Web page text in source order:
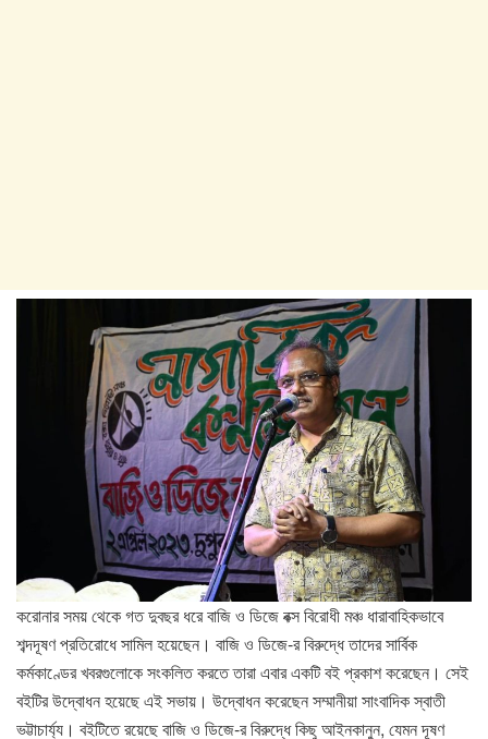
করোনার সময় থেকে গত দুবছর ধরে বাজি ও ডিজে বক্স বিরোধী মঞ্চ ধারাবাহিকভাবে
শব্দদূষণ প্রতিরোধে সামিল হয়েছেন। বাজি ও ডিজে-র বিরুদ্ধে তাদের সার্বিক
কর্মকাণ্ডের খবরগুলোকে সংকলিত করতে তারা এবার একটি বই প্রকাশ করেছেন। সেই
বইটির উদ্বোধন হয়েছে এই সভায়। উদ্বোধন করেছেন সম্মানীয়া সাংবাদিক স্বাতী
ভট্টাচার্য্য। বইটিতে রয়েছে বাজি ও ডিজে-র বিরুদ্ধে কিছু আইনকানুন, যেমন দূষণ